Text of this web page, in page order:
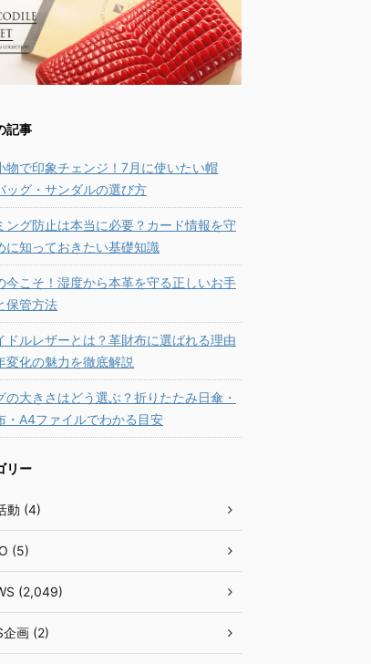
記事
物で印象チェンジ！7月に使いたい帽
ッグ・サンダルの選び方
ング防止は本当に必要？カード情報を守
に知っておきたい基礎知識
今こそ！湿度から本革を守る正しいお手
保管方法
ドルレザーとは？革財布に選ばれる理由
変化の魅力を徹底解説
の大きさはどう選ぶ？折りたたみ日傘・
・A4ファイルでわかる目安
リー
動 (4)
(5)
(2,049)
企画 (2)